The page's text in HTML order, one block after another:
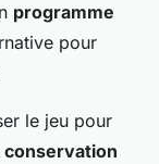
programme
pour
le jeu pour
conservation